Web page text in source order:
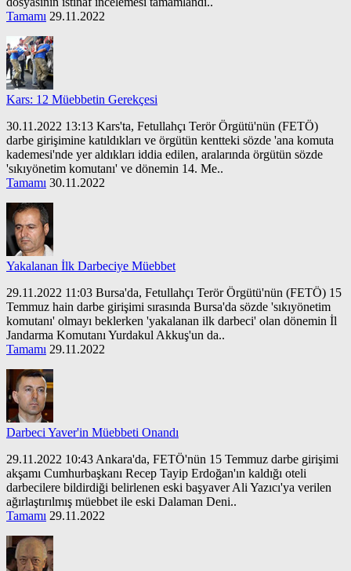
Tamamı 29.11.2022
Kars: 12 Müebbetin Gerekçesi
30.11.2022 13:13 Kars'ta, Fetullahçı Terör Örgütü'nün (FETÖ)
darbe girişimine katıldıkları ve örgütün kentteki sözde 'ana komuta
kademesi'nde yer aldıkları iddia edilen, aralarında örgütün sözde
'sıkıyönetim komutanı' ve dönemin 14. Me..
Tamamı 30.11.2022
Yakalanan İlk Darbeciye Müebbet
29.11.2022 11:03 Bursa'da, Fetullahçı Terör Örgütü'nün (FETÖ) 15
Temmuz hain darbe girişimi sırasında Bursa'da sözde 'sıkıyönetim
komutanı' olmayı beklerken 'yakalanan ilk darbeci' olan dönemin İl
Jandarma Komutanı Yurdakul Akkuş'un da..
Tamamı 29.11.2022
Darbeci Yaver'in Müebbeti Onandı
29.11.2022 10:43 Ankara'da, FETÖ'nün 15 Temmuz darbe girişimi
akşamı Cumhurbaşkanı Recep Tayip Erdoğan'ın kaldığı oteli
darbecilere bildirdiği belirlenen eski başyaver Ali Yazıcı'ya verilen
ağırlaştırılmış müebbet ile eski Dalaman Deni..
Tamamı 29.11.2022